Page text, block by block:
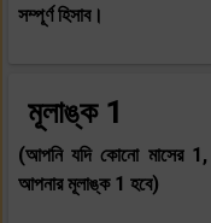
সম্পূর্ণ হিসাব।
মূলাঙ্ক 1
(আপনি যদি কোনো মাসের
আপনার মূলাঙ্ক 1 হবে)